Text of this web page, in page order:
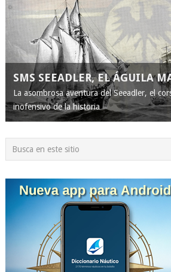
SMS SEEADLER, EL ÁGUILA
La asombrosa aventura del Seeadler, el
inofensivo de la historia